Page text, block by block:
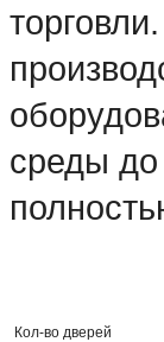
среды
Кол-во дверей